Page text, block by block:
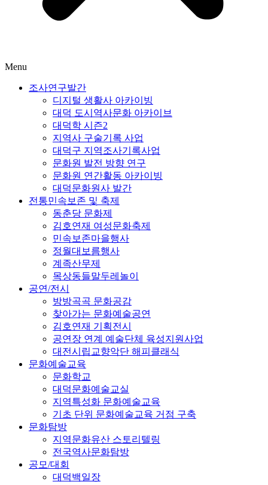
Menu
조사연구발간
디지털 생활사 아카이빙
대덕 도시역사문화 아카이브
대덕학 시즌2
지역사 구술기록 사업
대덕구 지역조사기록사업
문화원 발전 방향 연구
문화원 연간활동 아카이빙
대덕문화원사 발간
전통민속보존 및 축제
동춘당 문화제
김호연재 여성문화축제
민속보존마을행사
정월대보름행사
계족산무제
목상동들말두레놀이
공연/전시
방방곡곡 문화공감
찾아가는 문화예술공연
김호연재 기획전시
공연장 연계 예술단체 육성지원사업
대전시립교향악단 해피클래식
문화예술교육
문화학교
대덕문화예술교실
지역특성화 문화예술교육
기초 단위 문화예술교육 거점 구축
문화탐방
지역문화유산 스토리텔링
전국역사문화탐방
공모/대회
대덕백일장